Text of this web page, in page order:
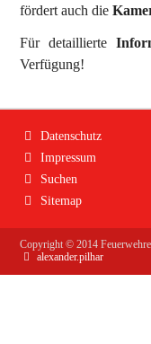
fördert auch die
Für detaillierte
Verfügung!
Navigation
Datenschutz
Impressum
Suchen
Sitemap
Copyright ©2014
alexander.pilhar